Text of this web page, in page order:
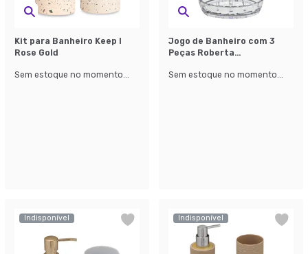
Kit para Banheiro Keep I
Rose Gold
Sem estoque no momento...
Jogo de Banheiro com 3
Peças Roberta
Sem estoque no momento...
Indisponível Indisponível